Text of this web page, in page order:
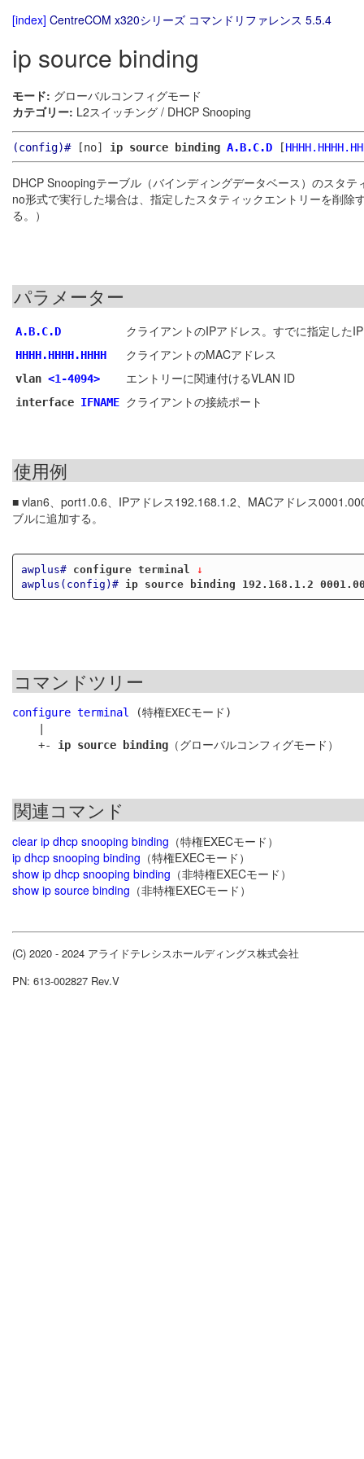
[index] CentreCOM x320シリーズ コマンドリファレンス 5.5.4
ip source binding
モード: グローバルコンフィグモード
カテゴリー: L2スイッチング / DHCP Snooping
(config)#[no] ip source binding A.B.C.D [
DHCP Snoopingテーブル（バインディングデータベース）のスタ
no形式で実行した場合は、指定したスタティックエントリーを削
る。）
パラメーター
A.B.C.D クライアントのIPアドレス。すでに指定した
HHHH.HHHH.HHHH クライアントのMACアドレス
vlan <1-4094> エントリーに関連付けるVLAN ID
interface IFNAME クライアントの接続ポート
使用例
■ vlan6、port1.0.6、IPアドレス192.168.1.2、MACアドレス
ブルに追加する。
awplus# configure terminal
↓
awplus(config)#
ip source binding 192.168.1.2
コマンドツリー
configure terminal
(特権EXECモード)
    +-
ip source binding
関連コマンド
clear ip dhcp snooping binding （特権EXECモード）
ip dhcp snooping binding （特権EXECモード）
show ip dhcp snooping binding （非特権EXECモード）
show ip source binding （非特権EXECモード）
(C) 2020 - 2024 アライドテレシスホールディングス株式会社
PN: 613-002827 Rev.V